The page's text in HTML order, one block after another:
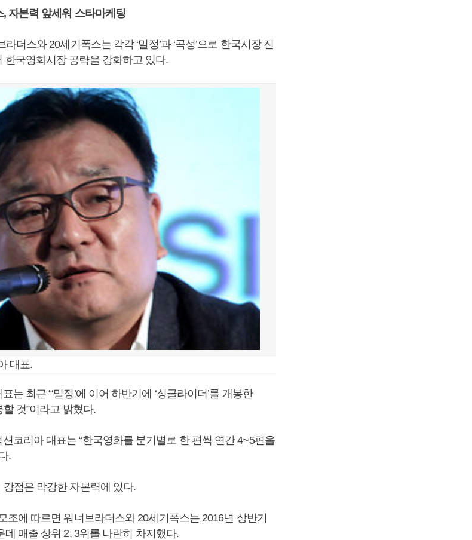
자본력 앞세워 스타마케팅
더스와 20세기폭스는 각각 ‘밀정’과 ‘곡성’으로 한국시장 진
국영화시장 공략을 강화하고 있다.
대표.
는 최근 “‘밀정’에 이어 하반기에 ‘싱글라이더’를 개봉한
할 것”이라고 밝혔다.
코리아 대표는 “한국영화를 분기별로 한 편씩 연간 4~5편을
.
점은 막강한 자본력에 있다.
조에 따르면 워너브라더스와 20세기폭스는 2016년 상반기
매출 상위 2, 3위를 나란히 차지했다.